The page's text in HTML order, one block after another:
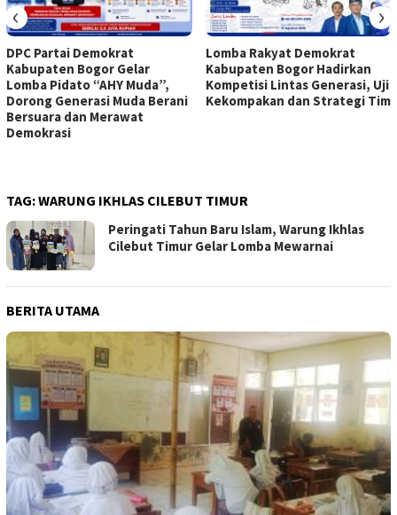
DPC Partai Demokrat
Kabupaten Bogor Gelar
Lomba Pidato “AHY Muda”,
Dorong Generasi Muda Berani
Bersuara dan Merawat
Demokrasi
Lomba Rakyat Demokrat
Kabupaten Bogor Hadirkan
Kompetisi Lintas Generasi, Uji
Kekompakan dan Strategi Tim
‹ ›
TAG:WARUNG IKHLAS CILEBUT TIMUR
Peringati Tahun Baru Islam, Warung Ikhlas
Cilebut Timur Gelar Lomba Mewarnai
BERITA UTAMA